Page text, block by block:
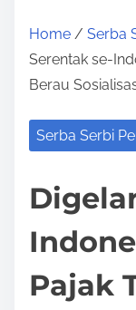
Home / Serba
Serentak se-
Berau
Serba Serbi
Pajak